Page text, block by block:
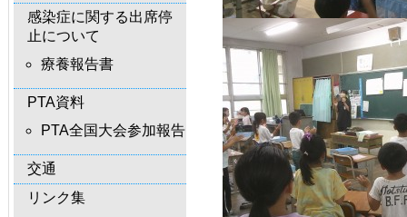
感染症に関する出席停
止について
療養報告書
PTA資料
PTA全国大会参加報告
交通
リンク集